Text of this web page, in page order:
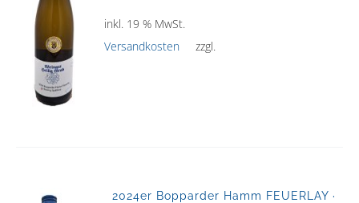
inkl. 19 % MwSt.
zzgl.
Versandkosten
2024er Bopparder Hamm FEUERLAY ·